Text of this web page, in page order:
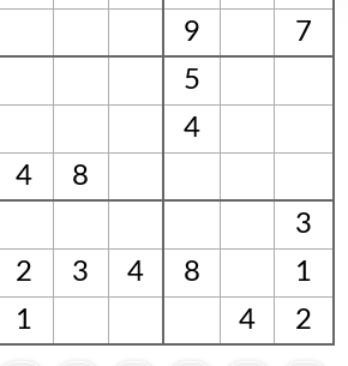
9
7
5
4
4
8
3
2 3 4 8
1
1 4 2